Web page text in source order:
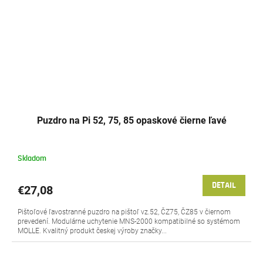
Puzdro na Pi 52, 75, 85 opaskové čierne ľavé
Skladom
€27,08 DETAIL
Pištoľové ľavostranné puzdro na pištoľ vz.52, ČZ75, ČZ85 v čiernom
prevedení. Modulárne uchytenie MNS-2000 kompatibilné so systémom
MOLLE. Kvalitný produkt českej výroby značky...